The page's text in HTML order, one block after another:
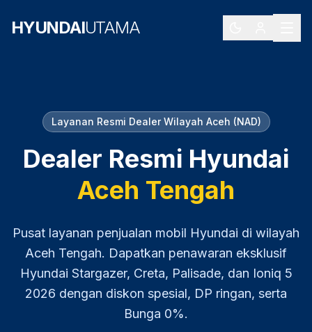
HYUNDAIUTAMA
Layanan Resmi Dealer Wilayah Aceh (NAD)
Dealer Resmi Hyundai
Aceh Tengah
Pusat layanan penjualan mobil Hyundai di wilayah
Aceh Tengah. Dapatkan penawaran eksklusif
Hyundai Stargazer, Creta, Palisade, dan Ioniq 5
2026 dengan diskon spesial, DP ringan, serta
Bunga 0%.